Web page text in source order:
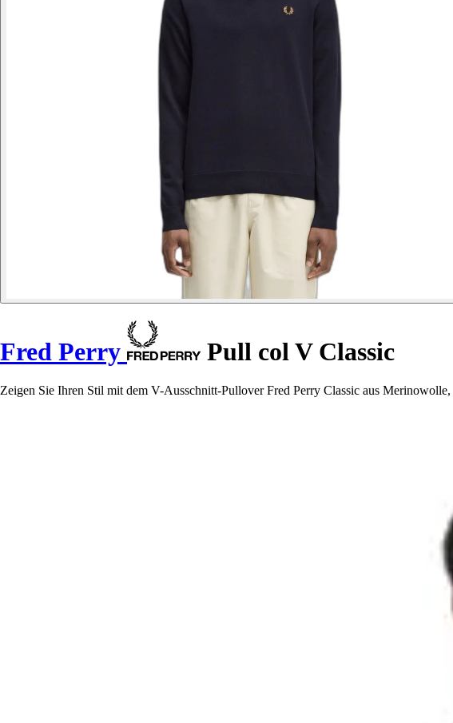
Fred Perry Pull col V Classic
Zeigen Sie Ihren Stil mit dem V-Ausschnitt-Pullover Fred Perry Classic aus